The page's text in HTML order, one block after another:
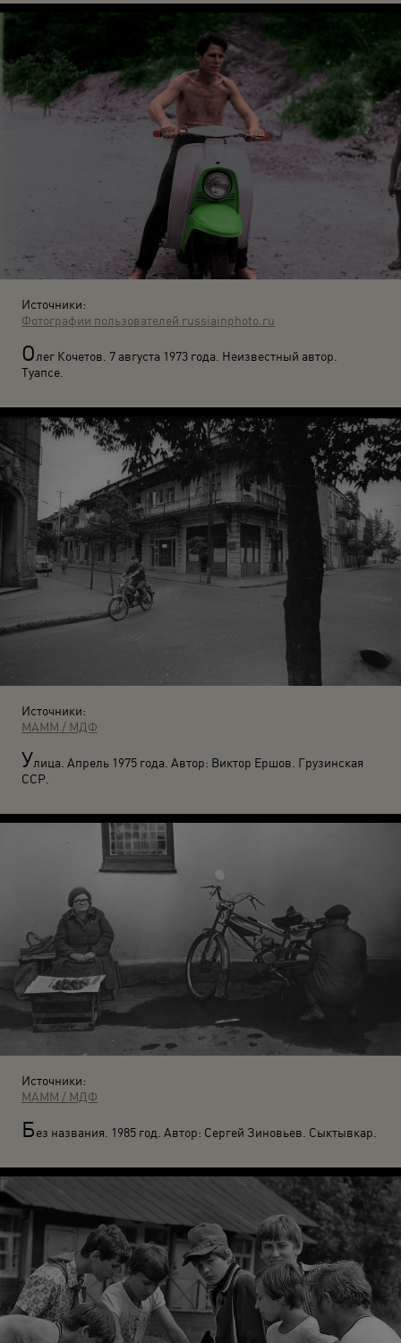
Источники:
Фотографии пользователей russiainphoto.ru
Олег Кочетов. 7 августа 1973 года. Неизвестный автор.
Туапсе.
Источники:
МАММ / МДФ
Улица. Апрель 1975 года. Автор: Виктор Ершов. Грузинская
ССР.
Источники:
МАММ / МДФ
Без названия. 1985 год. Автор: Сергей Зиновьев. Сыктывкар.